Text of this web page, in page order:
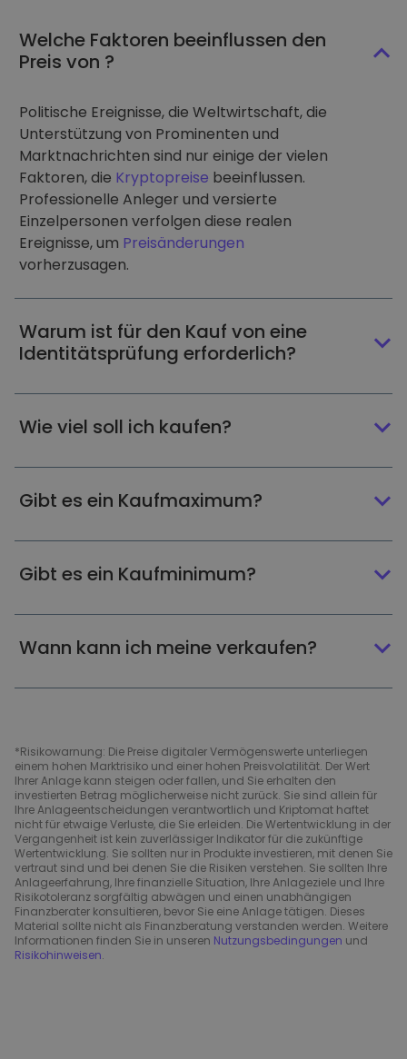
Welche Faktoren beeinflussen den
Preis von ?
Politische Ereignisse, die Weltwirtschaft, die
Unterstützung von Prominenten und
Marktnachrichten sind nur einige der vielen
Faktoren, die Kryptopreise beeinflussen.
Professionelle Anleger und versierte
Einzelpersonen verfolgen diese realen
Ereignisse, um Preisänderungen
vorherzusagen.
Warum ist für den Kauf von eine
Identitätsprüfung erforderlich?
Wie viel soll ich kaufen?
Gibt es ein Kaufmaximum?
Gibt es ein Kaufminimum?
Wann kann ich meine verkaufen?
*Risikowarnung: Die Preise digitaler Vermögenswerte unterliegen
einem hohen Marktrisiko und einer hohen Preisvolatilität. Der Wert
Ihrer Anlage kann steigen oder fallen, und Sie erhalten den
investierten Betrag möglicherweise nicht zurück. Sie sind allein für
Ihre Anlageentscheidungen verantwortlich und Kriptomat haftet
nicht für etwaige Verluste, die Sie erleiden. Die Wertentwicklung in der
Vergangenheit ist kein zuverlässiger Indikator für die zukünftige
Wertentwicklung. Sie sollten nur in Produkte investieren, mit denen Sie
vertraut sind und bei denen Sie die Risiken verstehen. Sie sollten Ihre
Anlageerfahrung, Ihre finanzielle Situation, Ihre Anlageziele und Ihre
Risikotoleranz sorgfältig abwägen und einen unabhängigen
Finanzberater konsultieren, bevor Sie eine Anlage tätigen. Dieses
Material sollte nicht als Finanzberatung verstanden werden. Weitere
Informationen finden Sie in unseren Nutzungsbedingungen und
Risikohinweisen.